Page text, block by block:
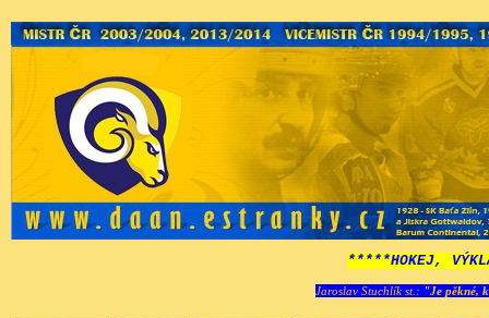
*****HOKEJ,
Jaroslav Stuchlík st.: "Je pěkné,